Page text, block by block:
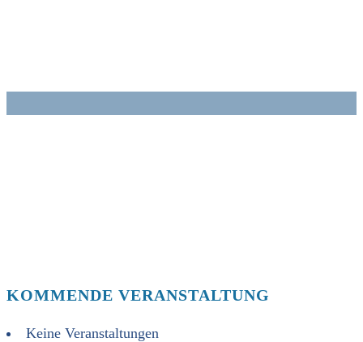
KOMMENDE VERANSTALTUNG
Keine Veranstaltungen